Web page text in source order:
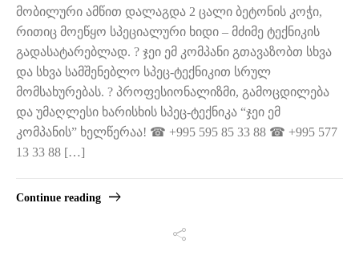
მობილური ამწით დალაგდა 2 ცალი ბეტონის კოჭი,
რითიც მოეწყო სპეციალური ხიდი – მძიმე ტექნიკის
გადასატარებლად. ? ჯეი ემ კომპანი გთავაზობთ სხვა
და სხვა სამშენებლო სპეც-ტექნიკით სრულ
მომსახურებას. ? პროფესიონალიზმი, გამოცდილება
და უმაღლესი ხარისხის სპეც-ტექნიკა “ჯეი ემ
კომპანის” ხელწერაა! ☎ +995 595 85 33 88 ☎ +995 577
13 33 88 […]
Continue reading